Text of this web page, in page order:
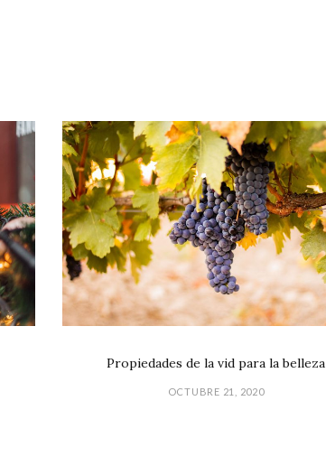
Propiedades de la vid para la belleza
OCTUBRE 21, 2020